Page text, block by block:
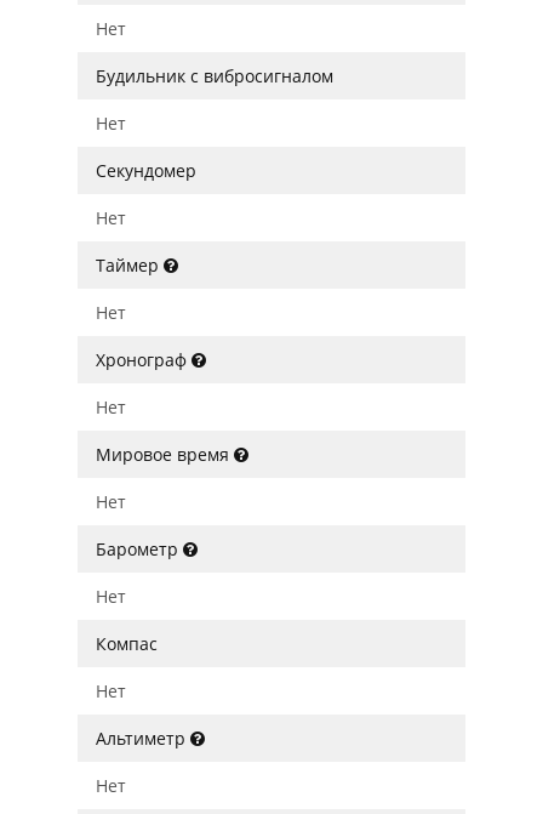
Нет
Будильник с вибросигналом
Нет
Секундомер
Нет
Таймер
Нет
Хронограф
Нет
Мировое время
Нет
Барометр
Нет
Компас
Нет
Альтиметр
Нет